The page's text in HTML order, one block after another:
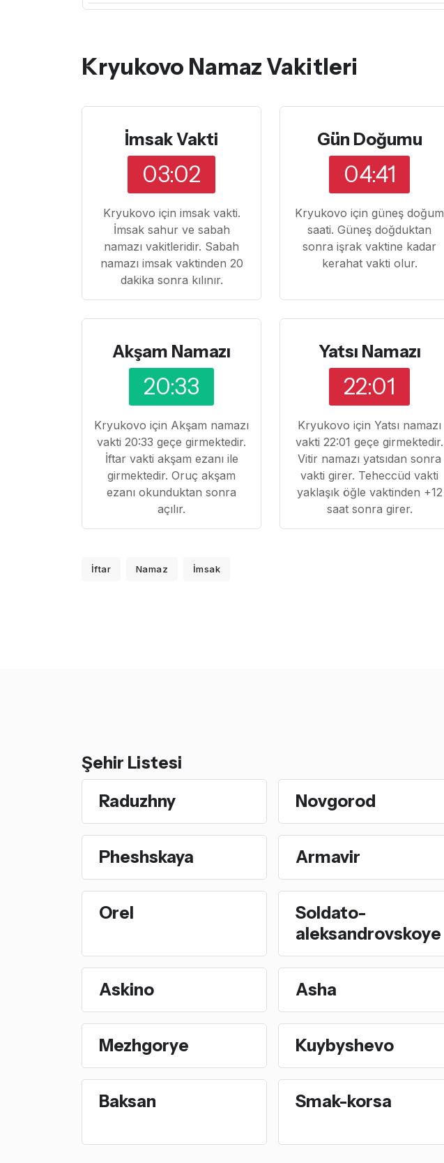
Kryukovo Namaz Vakitleri
İmsak Vakti
03:02
Kryukovo için imsak vakti.
İmsak sahur ve sabah
namazı vakitleridir. Sabah
namazı imsak vaktinden 20
dakika sonra kılınır.
Gün Doğumu
04:41
Kryukovo için güneş doğum
saati. Güneş doğduktan
sonra işrak vaktine kadar
kerahat vakti olur.
Akşam Namazı
20:33
Kryukovo için Akşam namazı
vakti 20:33 geçe girmektedir.
İftar vakti akşam ezanı ile
girmektedir. Oruç akşam
ezanı okunduktan sonra
açılır.
Yatsı Namazı
22:01
Kryukovo için Yatsı namazı
vakti 22:01 geçe girmektedir.
Vitir namazı yatsıdan sonra
vakti girer. Teheccüd vakti
yaklaşık öğle vaktinden +12
saat sonra girer.
İftar Namaz İmsak
Şehir Listesi
Raduzhny
Novgorod
Pheshskaya Armavir
Orel
Soldato-
aleksandrovskoye
Askino Asha
Mezhgorye Kuybyshevo
Baksan Smak-korsa